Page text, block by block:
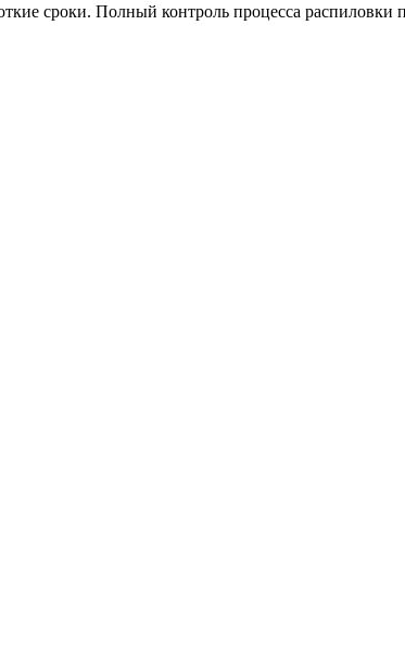
сроки. Полный контроль процесса распиловки